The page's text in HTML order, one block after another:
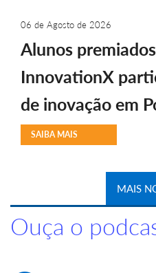
06 de Agosto de 2026
Alunos
InnovationX
de inovação em
SAIBA MAIS
MAIS
Ouça o